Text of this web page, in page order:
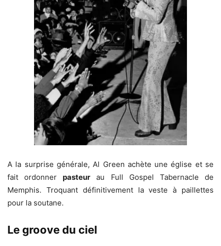
A la surprise générale, Al Green achète une église et se
fait ordonnerpasteur au Full Gospel Tabernacle de
Memphis. Troquant définitivement la veste à paillettes
pour la soutane.
Le groove du ciel